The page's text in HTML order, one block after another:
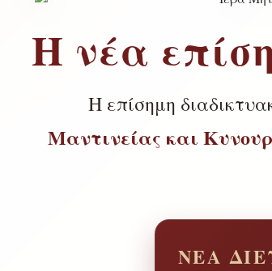
Η νέα
Η επίσημη
Μαντινείας και
ΝΈΑ